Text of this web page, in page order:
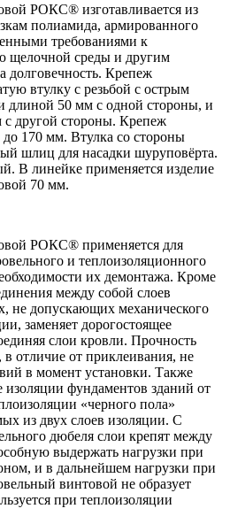
РОКС® изготавливается из
полиамида, армированного
требованиями к
щелочной среды и другим
долговечность. Крепеж
втулку с резьбой с острым
длиной 50 мм с одной стороны, и
другой стороны. Крепеж
170 мм. Втулка со стороны
шлиц для насадки шуруповёрта.
В линейке применяется изделие
70 мм.
РОКС® применяется для
и теплоизоляционного
их демонтажа. Кроме
между собой слоев
не допускающих механического
заменяет дорогостоящее
слои кровли. Прочность
в отличие от приклеивания, не
в момент установки. Также
изоляции фундаментов зданий от
«черного пола»
из двух слоев изоляции. С
дюбеля слои крепят между
выдержать нагрузки при
и в дальнейшем нагрузки при
винтовой не образует
при теплоизоляции